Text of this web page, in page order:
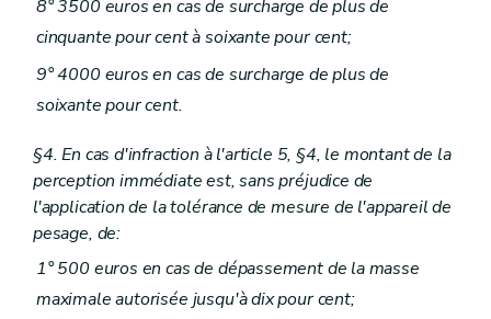
8° 3500 euros en cas de surcharge de plus de
cinquante pour cent à soixante pour cent;
9° 4000 euros en cas de surcharge de plus de
soixante pour cent.
§4. En cas d'infraction à l'article 5, §4, le montant de la
perception immédiate est, sans préjudice de
l'application de la tolérance de mesure de l'appareil de
pesage, de:
1° 500 euros en cas de dépassement de la masse
maximale autorisée jusqu'à dix pour cent;